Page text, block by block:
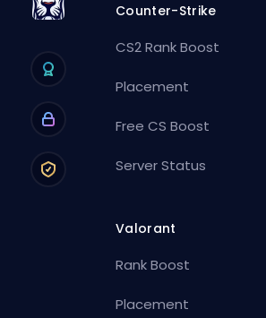
Counter-Strike
CS2 Rank Boost
Placement
Free CS Boost
Server Status
Valorant
Rank Boost
Placement